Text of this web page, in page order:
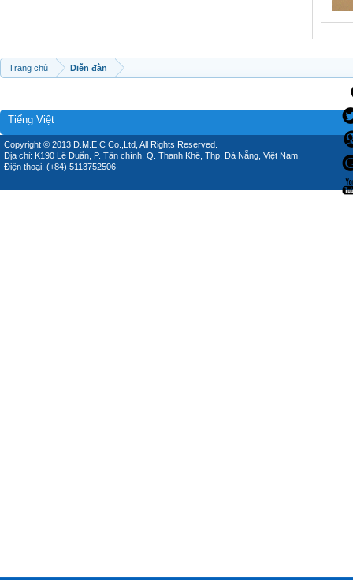
Trang chủ Diễn đàn
Tiếng Việt
Copyright © 2013 D.M.E.C Co.,Ltd, All Rights Reserved.
Địa chỉ: K190 Lê Duẩn, P. Tân chính, Q. Thanh Khê, Thp. Đà Nẵng, Việt Nam.
Điện thoại: (+84) 5113752506